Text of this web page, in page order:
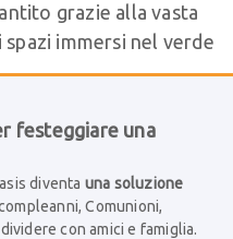
grazie alla vasta
immersi nel verde
festeggiare una
diventa una soluzione
Comunioni,
con amici e famiglia.